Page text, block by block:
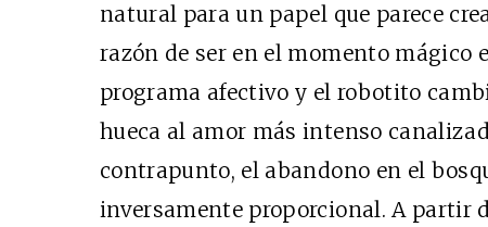
natural para un papel que parece
razón de ser en el momento mágico
programa afectivo y el robotito
hueca al amor más intenso
contrapunto, el abandono en el
inversamente proporcional. A partir